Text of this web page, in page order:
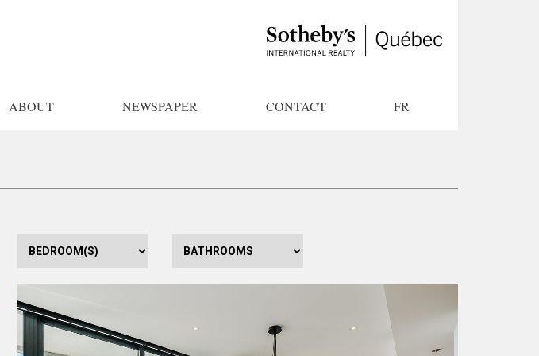
ABOUT NEWSPAPER CONTACT FR